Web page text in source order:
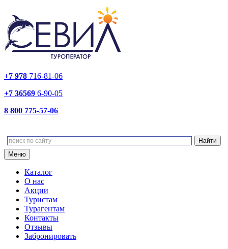
+7 978 716-81-06
+7 36569 6-90-05
8 800 775-57-06
Меню
Каталог
О нас
Акции
Туристам
Турагентам
Контакты
Отзывы
Забронировать